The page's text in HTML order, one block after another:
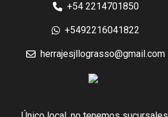
+54 2214701850
+5492216041822
herrajesjllograsso@gmail.com